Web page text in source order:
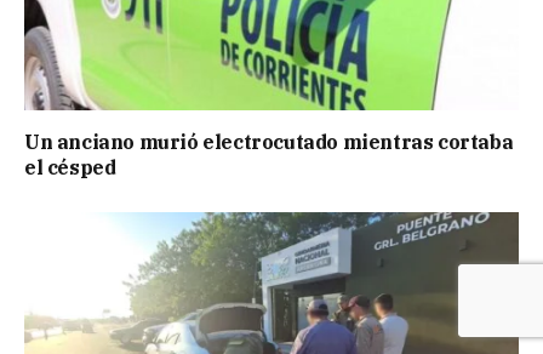
Un anciano murió electrocutado mientras cortaba
el césped